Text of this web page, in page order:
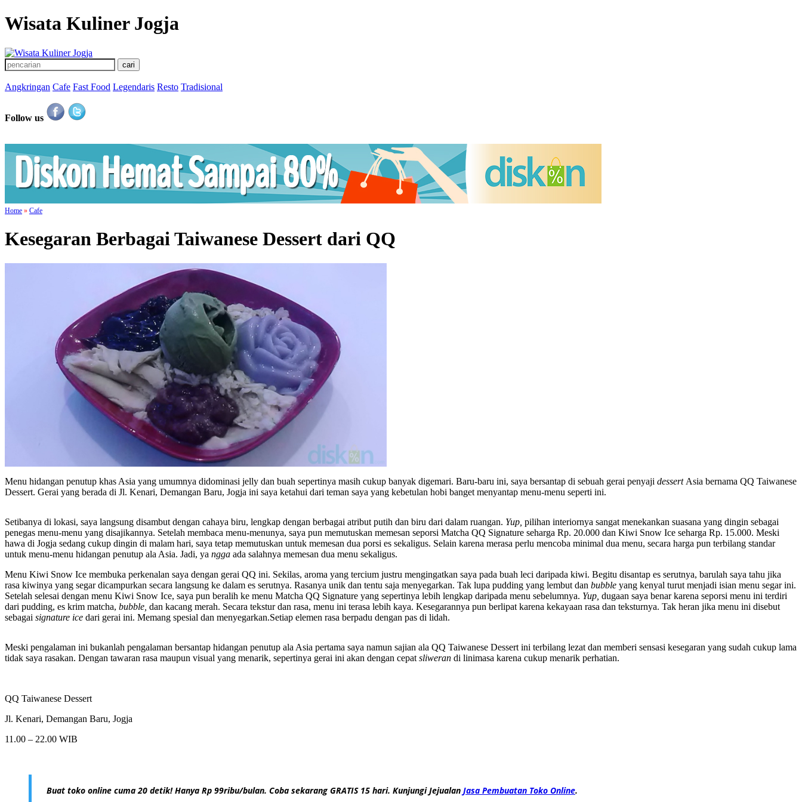
Wisata Kuliner Jogja
Angkringan Cafe Fast Food Legendaris Resto Tradisional
Follow us
Home » Cafe
Kesegaran Berbagai Taiwanese Dessert dari QQ
Menu hidangan penutup khas Asia yang umumnya didominasi jelly dan buah sepertinya masih cukup banyak digemari. Baru-baru ini, saya bersantap di sebuah gerai penyaji dessert Asia bernama QQ Taiwanese
Dessert. Gerai yang berada di Jl. Kenari, Demangan Baru, Jogja ini saya ketahui dari teman saya yang kebetulan hobi banget menyantap menu-menu seperti ini.
Setibanya di lokasi, saya langsung disambut dengan cahaya biru, lengkap dengan berbagai atribut putih dan biru dari dalam ruangan. Yup, pilihan interiornya sangat menekankan suasana yang dingin sebagai
penegas menu-menu yang disajikannya. Setelah membaca menu-menunya, saya pun memutuskan memesan seporsi Matcha QQ Signature seharga Rp. 20.000 dan Kiwi Snow Ice seharga Rp. 15.000. Meski
hawa di Jogja sedang cukup dingin di malam hari, saya tetap memutuskan untuk memesan dua porsi es sekaligus. Selain karena merasa perlu mencoba minimal dua menu, secara harga pun terbilang standar
untuk menu-menu hidangan penutup ala Asia. Jadi, ya ngga ada salahnya memesan dua menu sekaligus.
Menu Kiwi Snow Ice membuka perkenalan saya dengan gerai QQ ini. Sekilas, aroma yang tercium justru mengingatkan saya pada buah leci daripada kiwi. Begitu disantap es serutnya, barulah saya tahu jika
rasa kiwinya yang segar dicampurkan secara langsung ke dalam es serutnya. Rasanya unik dan tentu saja menyegarkan. Tak lupa pudding yang lembut dan bubble yang kenyal turut menjadi isian menu segar ini.
Setelah selesai dengan menu Kiwi Snow Ice, saya pun beralih ke menu Matcha QQ Signature yang sepertinya lebih lengkap daripada menu sebelumnya. Yup, dugaan saya benar karena seporsi menu ini terdiri
dari pudding, es krim matcha, bubble, dan kacang merah. Secara tekstur dan rasa, menu ini terasa lebih kaya. Kesegarannya pun berlipat karena kekayaan rasa dan teksturnya. Tak heran jika menu ini disebut
sebagai signature ice dari gerai ini. Memang spesial dan menyegarkan.Setiap elemen rasa berpadu dengan pas di lidah.
Meski pengalaman ini bukanlah pengalaman bersantap hidangan penutup ala Asia pertama saya namun sajian ala QQ Taiwanese Dessert ini terbilang lezat dan memberi sensasi kesegaran yang sudah cukup lama
tidak saya rasakan. Dengan tawaran rasa maupun visual yang menarik, sepertinya gerai ini akan dengan cepat sliweran di linimasa karena cukup menarik perhatian.
QQ Taiwanese Dessert
Jl. Kenari, Demangan Baru, Jogja
11.00 – 22.00 WIB
Buat toko online cuma 20 detik! Hanya Rp 99ribu/bulan. Coba sekarang GRATIS 15 hari. Kunjungi Jejualan Jasa Pembuatan Toko Online.